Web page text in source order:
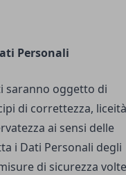
Personali
saranno oggetto di
di correttezza,
ai sensi delle
i Dati Personali degli
di sicurezza volte